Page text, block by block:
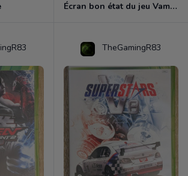
Écran bon état du jeu Vampire et livre de règles « la mascarade » état d’usage
TheGamingR83